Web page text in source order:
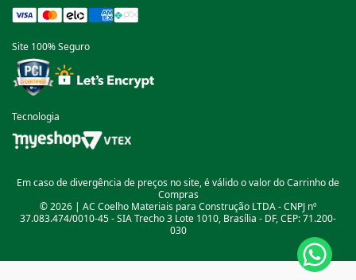
Site 100% Seguro
Tecnologia
Em caso de divergência de preços no site, é válido o valor do Carrinho de
Compras
© 2026 | AC Coelho Materiais para Construção LTDA - CNPJ nº
37.083.474/0010-45 - SIA Trecho 3 Lote 1010, Brasília - DF, CEP: 71.200-
030